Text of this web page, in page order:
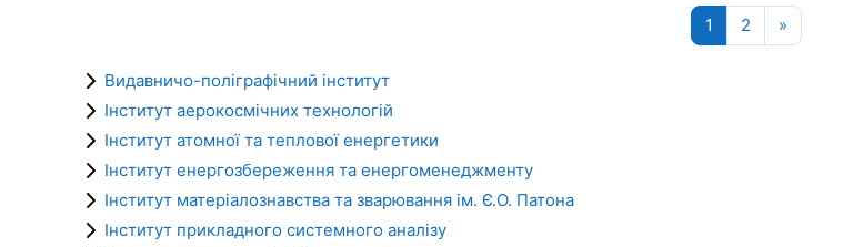
1 Страница 1
2 Страница 2
»
Видавничо-поліграфічний інститут
Інститут аерокосмічних технологій
Інститут атомної та теплової енергетики
Інститут енергозбереження та енергоменеджменту
Інститут матеріалознавства та зварювання ім. Є.О. Патона
Інститут прикладного системного аналізу